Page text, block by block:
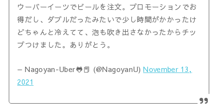
ウーバーイーツでビールを注文。プロモーションでお
得だし、ダブルだったみたいで少し時間がかかったけ
どちゃんと冷えてて、泡も吹き出さなかったからチッ
プつけました。ありがとう。
— Nagoyan-Uber🐸📕 (@NagoyanU)November 13,
2021